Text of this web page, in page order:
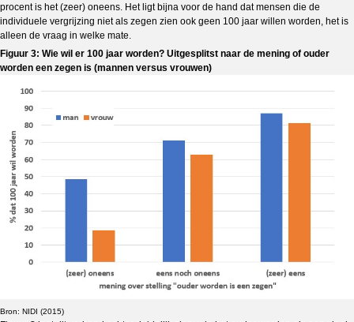
procent is het (zeer) oneens. Het ligt bijna voor de hand dat mensen die de
individuele vergrijzing niet als zegen zien ook geen 100 jaar willen worden, het is
alleen de vraag in welke mate.
Figuur 3: Wie wil er 100 jaar worden? Uitgesplitst naar de mening of ouder
worden een zegen is (mannen versus vrouwen)
Bron: NIDI (2015)